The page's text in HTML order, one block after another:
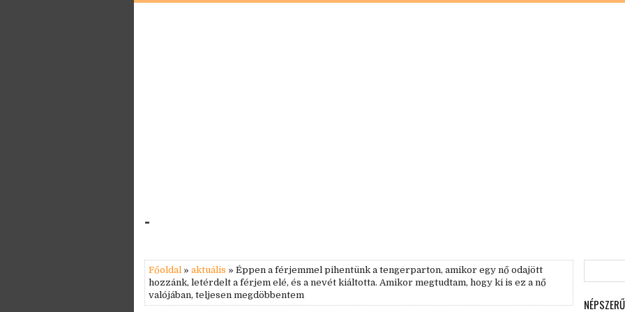
-
Főoldal » aktuális » Éppen a férjemmel pihentünk a tengerparton, amikor egy nő odajött
hozzánk, letérdelt a férjem elé, és a nevét kiáltotta. Amikor megtudtam, hogy ki is ez a nő
valójában, teljesen megdöbbentem